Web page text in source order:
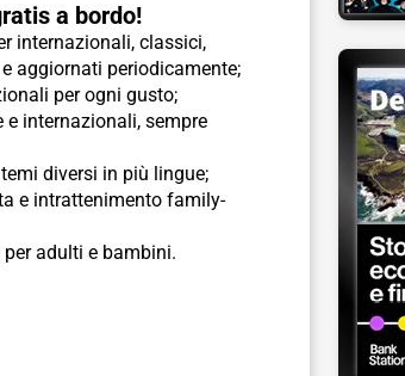
a bordo!
internazionali, classici,
aggiornati periodicamente;
per ogni gusto;
internazionali, sempre
diversi in più lingue;
e intrattenimento family-
adulti e bambini.